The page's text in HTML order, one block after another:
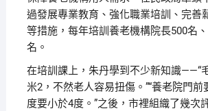
過發展專業教育、強化職業培訓、完善
等措施，每年培訓養老機構院長500名
名。
在培訓課上，朱丹學到不少新知識——“
米2，不然老人容易扭傷。”“養老院門
度要小於4度。”之後，市裡組織了幾次